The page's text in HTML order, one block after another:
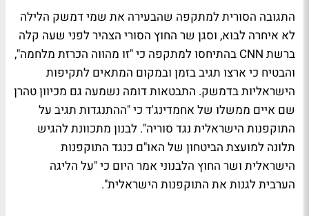
התגובה הסורית למתקפה שהבעירה את שמי דמשק הלילה
לא איחרה לבוא, וסגן שר החוץ הסורי הצהיר לפני שעה קלה
ברשת CNN בהתיחסו למתקפה כי "זו מהווה הכרזת מלחמה",
והבטיח כי ארצו תגיב בזמן ובמקום המתאים לתקיפות
הישראליות בדמשק. התבטאות דומה נשמעה גם מכיוון טהרן
שם איים ממשלו של אחמדינג'ד כי "ההתנגדות תגיב על
התוקפנות הישראלית נגד סוריה". לבנון מתכוונת להגיש
תלונה למועצת הביטחון של האו"ם כנגד התוקפנות
הישראלית ושר החוץ הלבנוני אמר היום כי "על הליגה
הערבית לגנות את התוקפנות הישראלית".